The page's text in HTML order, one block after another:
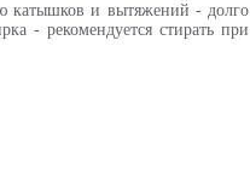
катышков и вытяжений - долго
- рекомендуется стирать при